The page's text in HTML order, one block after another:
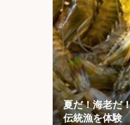
夏だ！海老だ
伝統漁を体験